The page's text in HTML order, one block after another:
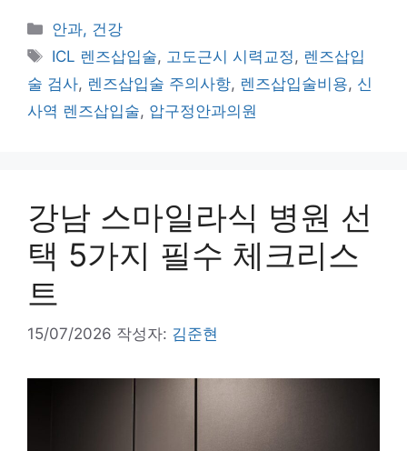
카
테
리
안과, 건강
태
그
ICL 렌즈삽입술, 고도근시 시력교정, 렌즈삽입
술 검사, 렌즈삽입술 주의사항, 렌즈삽입술비용, 신
사역 렌즈삽입술, 압구정안과의원
강남 스마일라식 병원 선
택 5가지 필수 체크리스
트
15/07/2026 작성자: 김준현